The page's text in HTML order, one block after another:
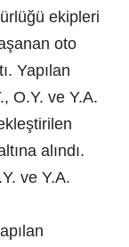
ekipleri
oto
Yapılan
O.Y. ve Y.A.
alındı.
ve Y.A.